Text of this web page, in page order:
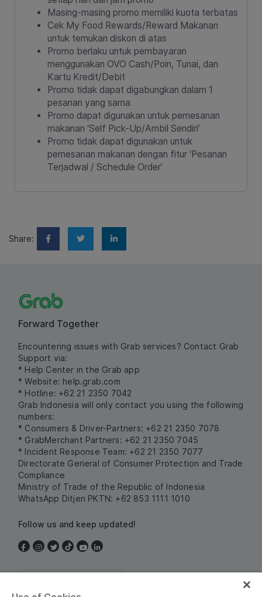
Masing-masing promo memiliki kuota terbatas
Cek My Food Rewards/Reward Makanan
untuk temukan diskon di atas
Promo berlaku untuk pembayaran
menggunakan OVO Cash/Poin, Tunai, dan
Kartu Kredit/Debit
Promo tidak dapat digabungkan dalam 1
pesanan yang sama
Promo dapat digunakan untuk pemesanan
makanan ‘Self Pick-Up/Ambil Sendiri’
Promo tidak dapat digunakan untuk
pemesanan makanan dengan fitur ‘Pesanan
Terjadwal / Schedule Order’
Share:
Forward Together
Encountering issues with Grab services? Contact Grab
Support via:
* Help Center in the Grab app
* Website: help.grab.com
* Hotline: +62 21 2350 7042
Grab Indonesia will only contact you using the following
numbers:
* Consumers & Driver-Partners: +62 21 2350 7078
* GrabMerchant Partners: +62 21 2350 7045
* Incident Response Team: +62 21 2350 7077
Directorate General of Consumer Protection and Trade
Compliance
Ministry of Trade of the Republic of Indonesia
WhatsApp Ditjen PKTN: +62 853 1111 1010
Follow us and keep updated!